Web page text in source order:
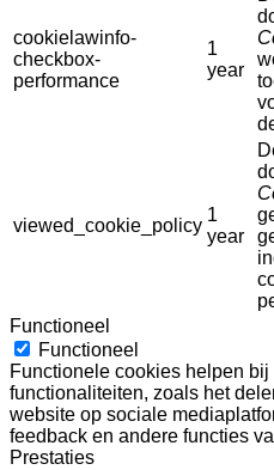
cookielawinfo-
checkbox-
performance
1
year
viewed_cookie_policy
1
year
Functioneel
Functioneel
Functionele cookies helpen
functionaliteiten, zoals het
website op sociale
feedback en andere functies
Prestaties